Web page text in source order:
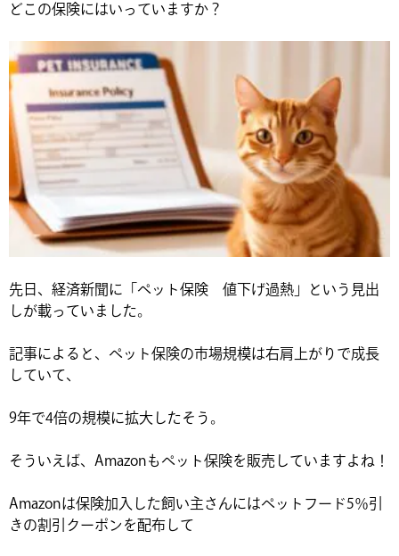
どこの保険にはいっていますか？
先日、経済新聞に「ペット保険　値下げ過熱」という見出
しが載っていました。
記事によると、ペット保険の市場規模は右肩上がりで成長
していて、
9年で4倍の規模に拡大したそう。
そういえば、Amazonもペット保険を販売していますよね！
Amazonは保険加入した飼い主さんにはペットフード5％引
きの割引クーポンを配布して